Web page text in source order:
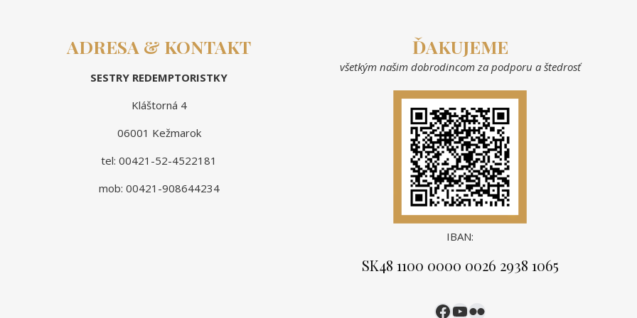
ADRESA & KONTAKT
SESTRY REDEMPTORISTKY
Kláštorná 4
06001 Kežmarok
tel: 00421-52-4522181
mob: 00421-908644234
ĎAKUJEME
všetkým našim dobrodincom za podporu a štedrosť
IBAN:
SK48 1100 0000 0026 2938 1065
https://
https://
https://